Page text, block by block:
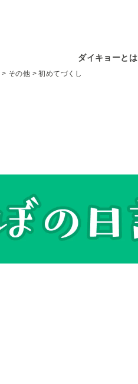
ダイキョーとは
> その他 >初めてづくし